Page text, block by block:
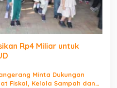
Rp4 Miliar untuk
Minta Dukungan
Fiskal, Kelola Sampah dan